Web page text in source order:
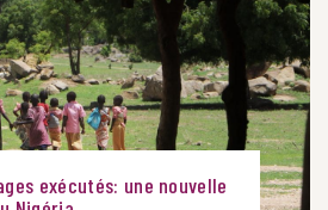
exécutés: une nouvelle